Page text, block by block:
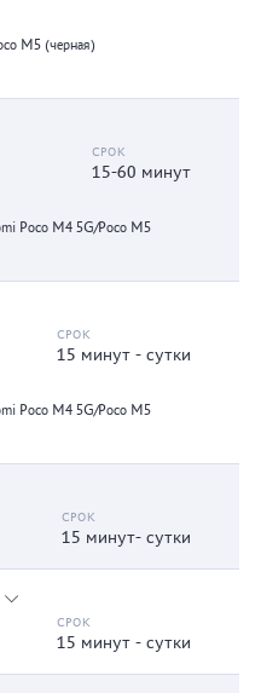
M5 (черная)
15-60 минут
Poco M4 5G/Poco M5
15 минут - сутки
Poco M4 5G/Poco M5
15 минут- сутки
15 минут - сутки